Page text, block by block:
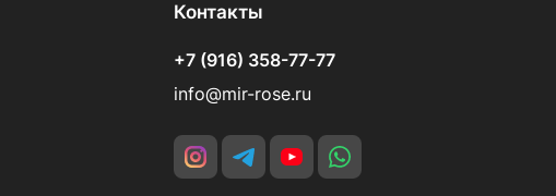
Контакты
+7 (916) 358-77-77
info@mir-rose.ru